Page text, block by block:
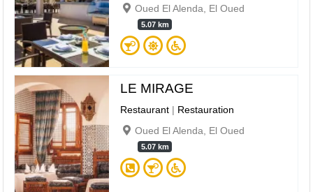
Oued El Alenda, El Oued
5.07 km
LE MIRAGE
Restaurant | Restauration
Oued El Alenda, El Oued
5.07 km